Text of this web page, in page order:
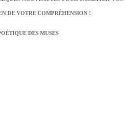
DE VOTRE COMPRÉHENSION !
DES MUSES